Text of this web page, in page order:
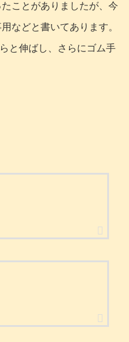
ことがありましたが、今
などと書いてあります。
と伸ばし、さらにゴム手